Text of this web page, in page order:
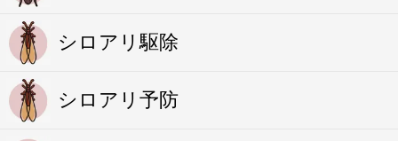
シロアリ駆除
シロアリ予防